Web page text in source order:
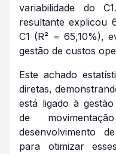
variabilidade do
resultante explicou
C1 (R² = 65,10%),
gestão de custos
Este achado
diretas,
está ligado à
de
desenvolvimento
para otimizar